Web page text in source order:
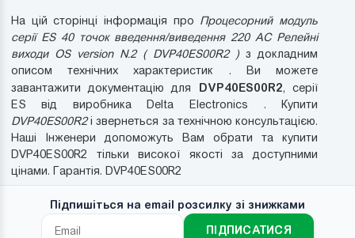
На цій сторінці інформація про Процесорний модуль
серії ES 40 точок введення/виведення 220 AC Релейні
виходи OS version N.2 ( DVP40ES00R2 ) з докладним
описом технічних характеристик . Ви можете
завантажити документацію для DVP40ES00R2, серії
ES від виробника Delta Electronics . Купити
DVP40ES00R2і звернеться за технічною консультацією.
Наші Інженери допоможуть Вам обрати та купити
DVP40ES00R2 тільки високої якості за доступними
цінами. Гарантія. DVP40ES00R2
Підпишіться на email розсилку зі знижками
ПІДПИСАТИСЯ